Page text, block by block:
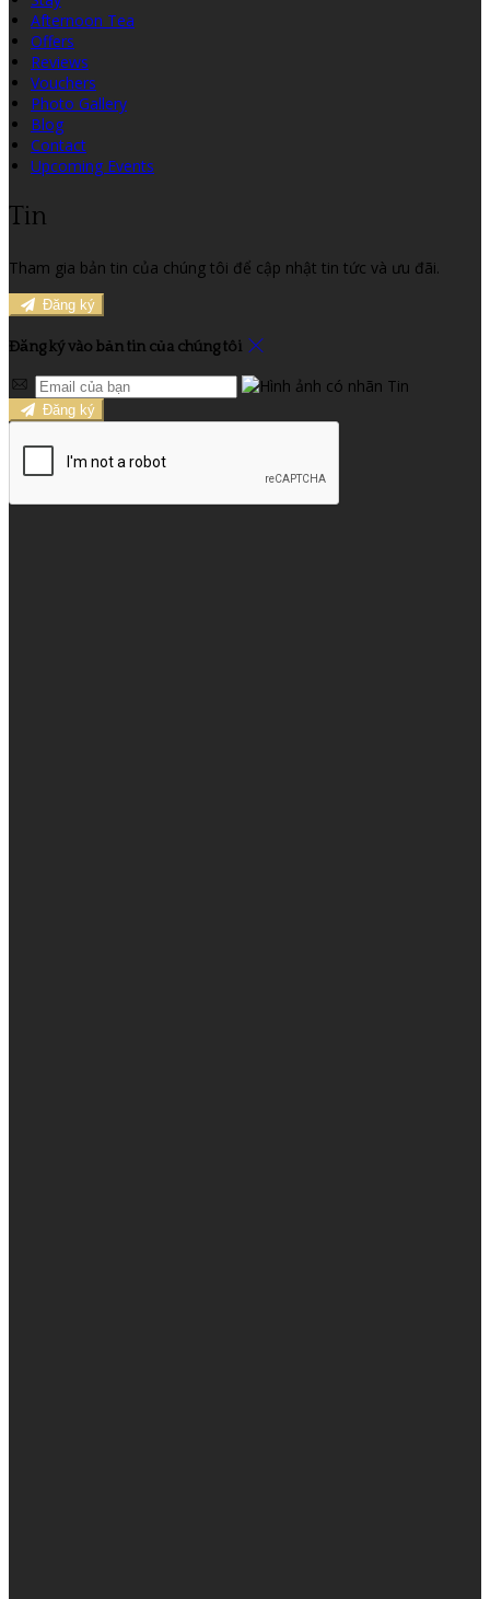
Afternoon Tea
Offers
Reviews
Vouchers
Photo Gallery
Blog
Contact
Upcoming Events
Tin
Tham gia bản tin của chúng tôi để cập nhật tin tức và ưu đãi.
Đăng ký
Đăng ký vào bản tin của chúng tôi
Đăng ký